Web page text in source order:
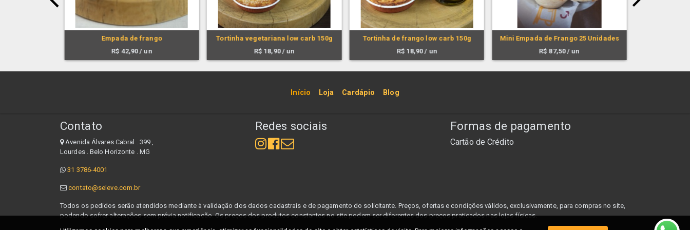
Empada de frango
R$ 42,90 / un
Tortinha vegetariana low carb 150g
R$ 18,90 / un
Tortinha de frango low carb 150g
R$ 18,90 / un
Mini Empada de Frango 25 Unidades
R$ 87,50 / un
Início Loja Cardápio Blog
Contato
Avenida Álvares Cabral . 399 ,
Lourdes . Belo Horizonte . MG
31 3786-4001
contato@seleve.com.br
Redes sociais Formas de pagamento
Cartão de Crédito
Todos os pedidos serão atendidos mediante à validação dos dados cadastrais e de pagamento do solicitante. Preços, ofertas e condições válidos, exclusivamente, para compras no site,
podendo sofrer alterações sem prévia notificação. Os preços dos produtos constantes no site podem ser diferentes dos preços praticados nas lojas físicas.